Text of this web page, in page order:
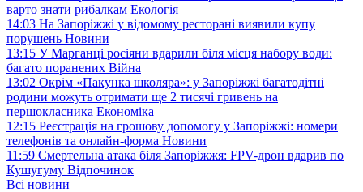
варто знати рибалкам Екологія
14:03 На Запоріжжі у відомому ресторані виявили купу
порушень Новини
13:15 У Марганці росіяни вдарили біля місця набору води:
багато поранених Війна
13:02 Окрім «Пакунка школяра»: у Запоріжжі багатодітні
родини можуть отримати ще 2 тисячі гривень на
першокласника Економіка
12:15 Реєстрація на грошову допомогу у Запоріжжі: номери
телефонів та онлайн-форма Новини
11:59 Смертельна атака біля Запоріжжя: FPV-дрон вдарив по
Кушугуму Відпочинок
Всі новини